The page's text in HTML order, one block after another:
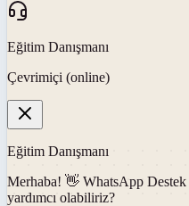
Eğitim Danışmanı
Çevrimiçi (online)
Eğitim Danışmanı
Merhaba! 👋 WhatsApp Destek
yardımcı olabiliriz?